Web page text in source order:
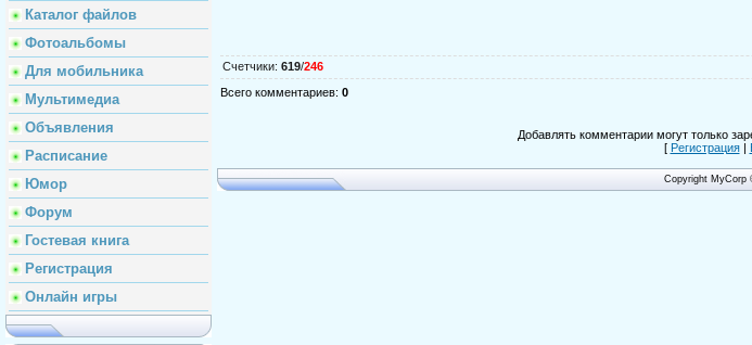
Каталог файлов
Фотоальбомы
Для мобильника
Мультимедиа
Объявления
Расписание
Юмор
Форум
Гостевая книга
Регистрация
Онлайн игры
Счетчики: 619/246
Всего комментариев: 0
Добавлять комментарии могут только
[ Регистрация|
Copyright MyCorp